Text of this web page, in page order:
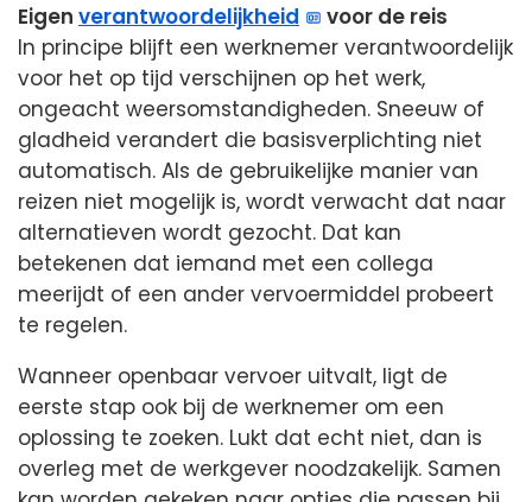
Eigen verantwoordelijkheid
voor de reis
In principe blijft een werknemer verantwoordelijk
voor het op tijd verschijnen op het werk,
ongeacht weersomstandigheden. Sneeuw of
gladheid verandert die basisverplichting niet
automatisch. Als de gebruikelijke manier van
reizen niet mogelijk is, wordt verwacht dat naar
alternatieven wordt gezocht. Dat kan
betekenen dat iemand met een collega
meerijdt of een ander vervoermiddel probeert
te regelen.
Wanneer openbaar vervoer uitvalt, ligt de
eerste stap ook bij de werknemer om een
oplossing te zoeken. Lukt dat echt niet, dan is
overleg met de werkgever noodzakelijk. Samen